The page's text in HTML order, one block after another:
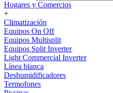
Hogares y Comercios
+
Climatización
Equipos On Off
Equipos Multisplit
Equipos Split Inverter
Light Commercial Inverter
Línea blanca
Deshumidificadores
Termofones